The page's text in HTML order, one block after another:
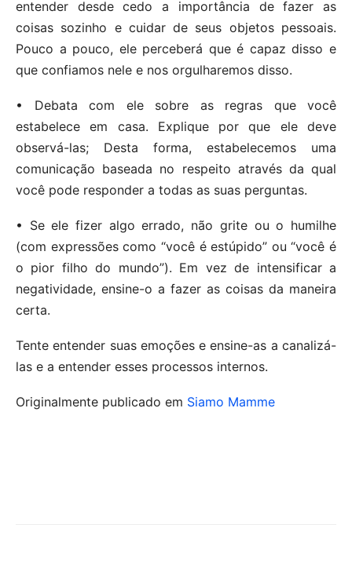
entender desde cedo a importância de fazer as
coisas sozinho e cuidar de seus objetos pessoais.
Pouco a pouco, ele perceberá que é capaz disso e
que confiamos nele e nos orgulharemos disso.
• Debata com ele sobre as regras que você
estabelece em casa. Explique por que ele deve
observá-las; Desta forma, estabelecemos uma
comunicação baseada no respeito através da qual
você pode responder a todas as suas perguntas.
• Se ele fizer algo errado, não grite ou o humilhe
(com expressões como “você é estúpido” ou “você é
o pior filho do mundo”). Em vez de intensificar a
negatividade, ensine-o a fazer as coisas da maneira
certa.
Tente entender suas emoções e ensine-as a canalizá-
las e a entender esses processos internos.
Originalmente publicado em Siamo Mamme